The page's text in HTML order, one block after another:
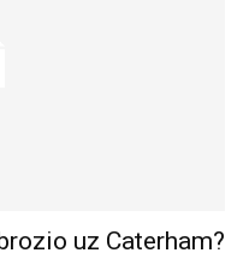
uz Caterham?